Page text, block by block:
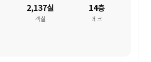
2,137실
객실
14층
데크